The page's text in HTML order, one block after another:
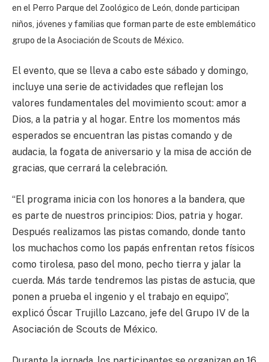
en el Perro Parque del Zoológico de León, donde participan
niños, jóvenes y familias que forman parte de este emblemático
grupo de la Asociación de Scouts de México.
El evento, que se lleva a cabo este sábado y domingo,
incluye una serie de actividades que reflejan los
valores fundamentales del movimiento scout: amor a
Dios, a la patria y al hogar. Entre los momentos más
esperados se encuentran las pistas comando y de
audacia, la fogata de aniversario y la misa de acción de
gracias, que cerrará la celebración.
“El programa inicia con los honores a la bandera, que
es parte de nuestros principios: Dios, patria y hogar.
Después realizamos las pistas comando, donde tanto
los muchachos como los papás enfrentan retos físicos
como tirolesa, paso del mono, pecho tierra y jalar la
cuerda. Más tarde tendremos las pistas de astucia, que
ponen a prueba el ingenio y el trabajo en equipo”,
explicó Óscar Trujillo Lazcano, jefe del Grupo IV de la
Asociación de Scouts de México.